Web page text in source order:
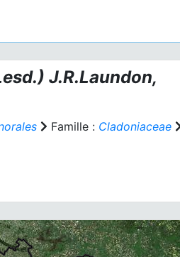
J.R.Laundon,
Famille : Cladoniaceae